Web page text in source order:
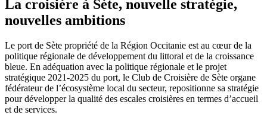
La croisière à Sète, nouvelle stratégie,
nouvelles ambitions
Le port de Sète propriété de la Région Occitanie est au cœur de la
politique régionale de développement du littoral et de la croissance
bleue. En adéquation avec la politique régionale et le projet
stratégique 2021-2025 du port, le Club de Croisière de Sète organe
fédérateur de l’écosystème local du secteur, repositionne sa stratégie
pour développer la qualité des escales croisières en termes d’accueil
et de services.